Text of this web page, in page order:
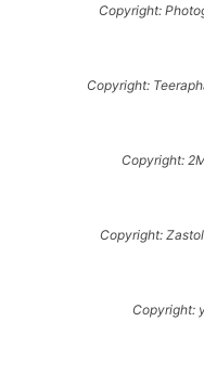
Copyright:
Copyright:
Copyright:
Copyright:
Copyright: